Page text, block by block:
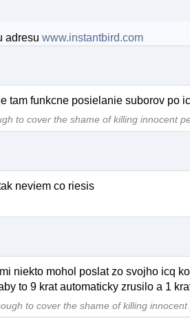
adresuwww.instantbird.com
tam funkcne posielanie suborov po
to cover the shame of killing innocent
neviem co riesis
niekto mohol poslat zo svojho icq
to 9 krat automaticky zrusilo a 1
to cover the shame of killing innocent